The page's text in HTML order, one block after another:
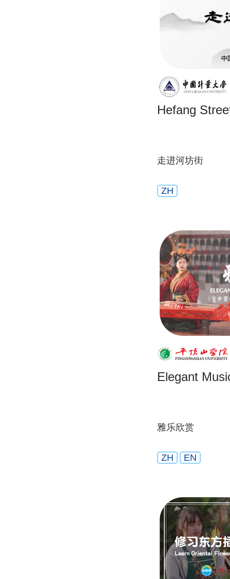
Hefang
走进河坊街
ZH
Elegant
雅乐欣赏
ZH EN